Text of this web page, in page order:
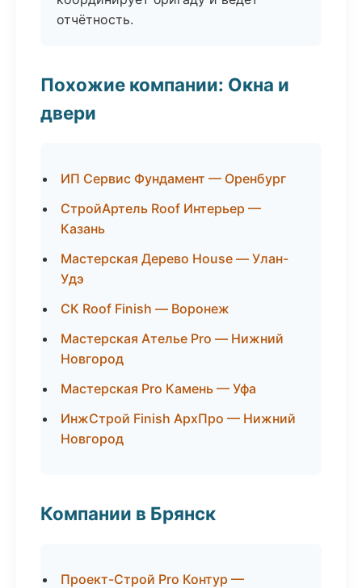
отчётность.
Похожие компании: Окна и
двери
ИП Сервис Фундамент — Оренбург
СтройАртель Roof Интерьер —
Казань
Мастерская Дерево House — Улан-
Удэ
СК Roof Finish — Воронеж
Мастерская Ателье Pro — Нижний
Новгород
Мастерская Pro Камень — Уфа
ИнжСтрой Finish АрхПро — Нижний
Новгород
Компании в Брянск
Проект-Строй Pro Контур —